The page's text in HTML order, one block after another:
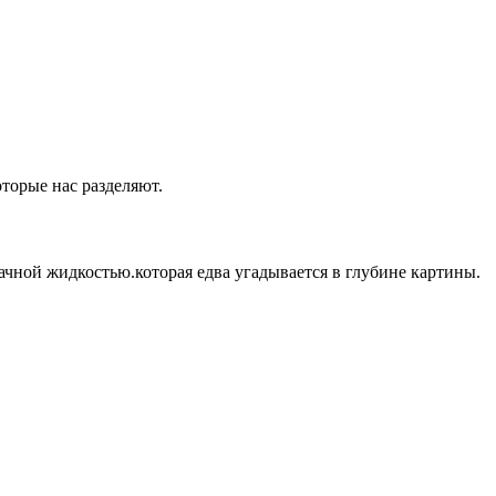
нас разделяют.
жидкостью.которая едва угадывается в глубине картины.